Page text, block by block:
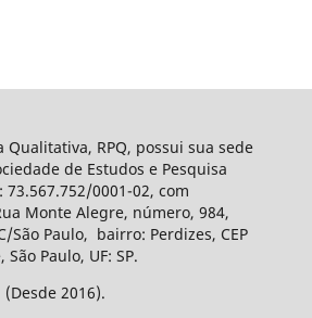
Qualitativa, RPQ, possui sua sede
de Estudos e Pesquisa
73.567.752/0001-02, com
Monte Alegre, número, 984,
São Paulo, bairro: Perdizes, CEP
Paulo, UF: SP.
2016).